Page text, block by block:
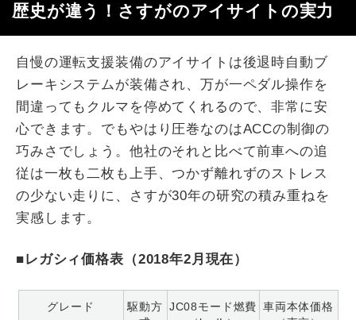
歴史が違う！さすがのアイサイトの実力
自慢の運転支援装備のアイサイトは後退時自動ブ
レーキシステムが装備され、万が一ペダル操作を
間違ってもクルマを停めてくれるので、非常に安
心できます。でもやはり圧巻なのはACCの制御の
巧みさでしょう。他社のそれと比べて前車への追
従は一枚も二枚も上手、つかず離れずのストレス
の少ない走りに、さすが30年の研究の積み重ねを
実感します。
■レガシィ価格表（2018年2月現在）
グレード
駆動方 JC08モード燃費 車両本体価格